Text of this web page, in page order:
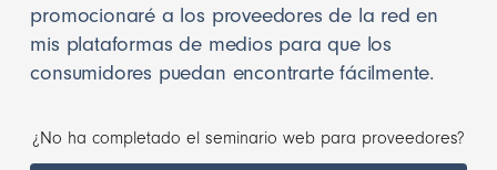
promocionaré a los proveedores de la red en
mis plataformas de medios para que los
consumidores puedan encontrarte fácilmente.
¿No ha completado el seminario web para proveedores?